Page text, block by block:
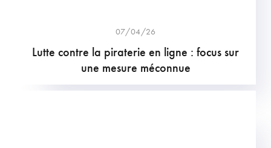
07/04/26
Lutte contre la piraterie en ligne : focus sur
une mesure méconnue